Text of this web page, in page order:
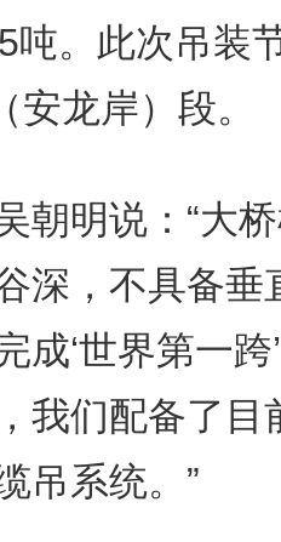
吨。此次吊装
龙岸）段。
明说：“大桥
深，不具备垂
成‘世界第一跨
我们配备了目
吊系统。”